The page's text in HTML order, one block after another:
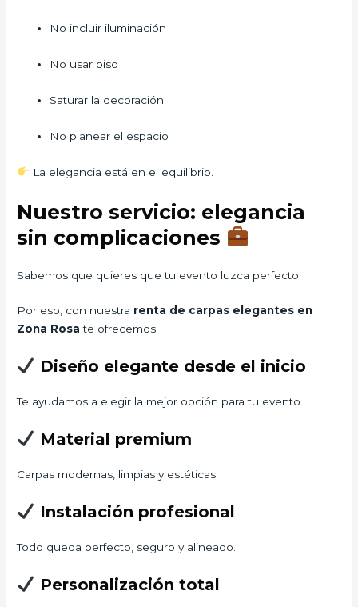
No incluir iluminación
No usar piso
Saturar la decoración
No planear el espacio
La elegancia está en el equilibrio.
Nuestro servicio: elegancia
sin complicaciones
Sabemos que quieres que tu evento luzca perfecto.
Por eso, con nuestra renta de carpas elegantes en
Zona Rosate ofrecemos:
Diseño elegante desde el inicio
Te ayudamos a elegir la mejor opción para tu evento.
Material premium
Carpas modernas, limpias y estéticas.
Instalación profesional
Todo queda perfecto, seguro y alineado.
Personalización total